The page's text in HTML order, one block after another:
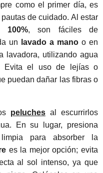
como el primer día, es
de cuidado. Al estar
100%, son fáciles de
un
lavado a mano o en
lavadora, utilizando agua
Evita el uso de lejías o
puedan dañar las fibras o
peluches al escurrirlos
En su lugar, presiona
para absorber la
es la mejor opción; evita
al sol intenso, ya que